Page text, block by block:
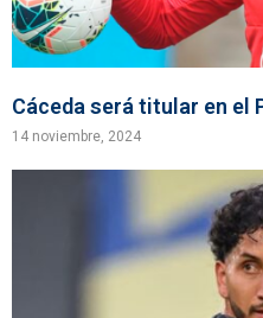
Cáceda será titular en el
14 noviembre, 2024